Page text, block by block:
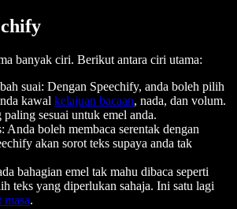
banyak ciri. Berikut antara ciri utama:
suai: Dengan Speechify, anda boleh pilih
kawal kelajuan bacaan, nada, dan volum.
sesuai untuk emel anda.
Anda boleh membaca serentak dengan
akan sorot teks supaya anda tak
bahagian emel tak mahu dibaca seperti
teks yang diperlukan sahaja. Ini satu lagi
masa.